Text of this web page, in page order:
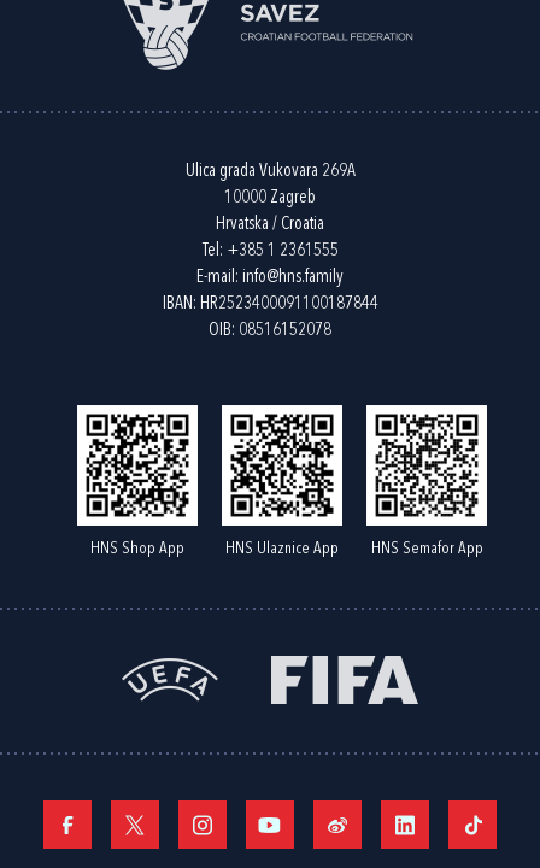
Ulica grada Vukovara 269A
10000 Zagreb
Hrvatska / Croatia
Tel: +385 1 2361555
E-mail: info@hns.family
IBAN: HR2523400091100187844
OIB: 08516152078
HNS Shop App HNS Ulaznice App HNS Semafor App